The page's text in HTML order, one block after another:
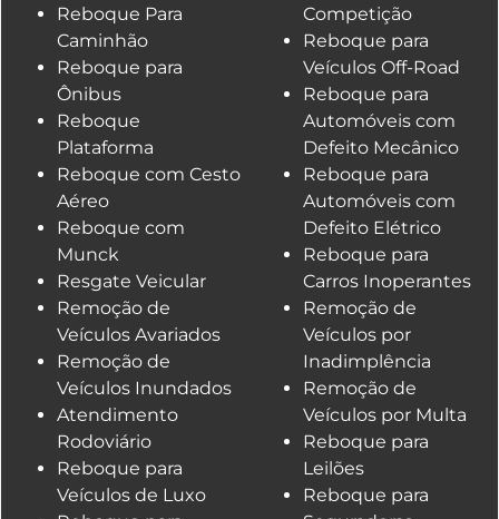
Reboque Para
Caminhão
Reboque para
Ônibus
Reboque
Plataforma
Reboque com Cesto
Aéreo
Reboque com
Munck
Resgate Veicular
Remoção de
Veículos Avariados
Remoção de
Veículos Inundados
Atendimento
Rodoviário
Reboque para
Veículos de Luxo
Competição
Reboque para
Veículos Off-Road
Reboque para
Automóveis com
Defeito Mecânico
Reboque para
Automóveis com
Defeito Elétrico
Reboque para
Carros Inoperantes
Remoção de
Veículos por
Inadimplência
Remoção de
Veículos por Multa
Reboque para
Leilões
Reboque para